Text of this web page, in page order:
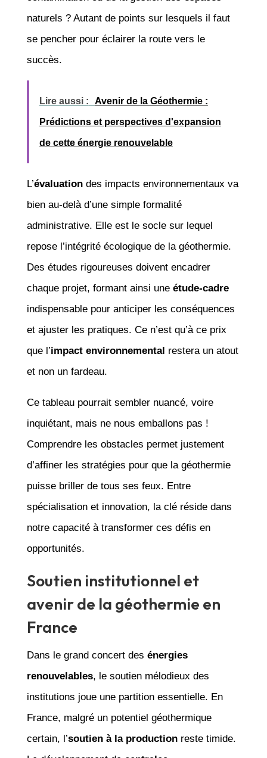
naturels ? Autant de points sur lesquels il faut
se pencher pour éclairer la route vers le
succès.
Lire aussi : Avenir de la Géothermie :
Prédictions et perspectives d'expansion
de cette énergie renouvelable
L’évaluationdes impacts environnementaux va
bien au-delà d’une simple formalité
administrative. Elle est le socle sur lequel
repose l’intégrité écologique de la géothermie.
Des études rigoureuses doivent encadrer
chaque projet, formant ainsi une étude-cadre
indispensable pour anticiper les conséquences
et ajuster les pratiques. Ce n’est qu’à ce prix
que l’impact environnemental restera un atout
et non un fardeau.
Ce tableau pourrait sembler nuancé, voire
inquiétant, mais ne nous emballons pas !
Comprendre les obstacles permet justement
d’affiner les stratégies pour que la géothermie
puisse briller de tous ses feux. Entre
spécialisation et innovation, la clé réside dans
notre capacité à transformer ces défis en
opportunités.
Soutien institutionnel et
avenir de la géothermie en
France
Dans le grand concert des énergies
renouvelables, le soutien mélodieux des
institutions joue une partition essentielle. En
France, malgré un potentiel géothermique
certain, l’soutien à la productionreste timide.